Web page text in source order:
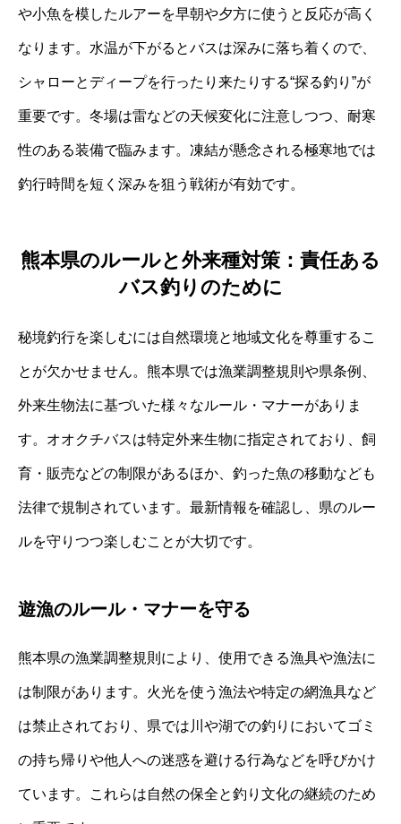
や小魚を模したルアーを早朝や夕方に使うと反応が高く
なります。水温が下がるとバスは深みに落ち着くので、
シャローとディープを行ったり来たりする“探る釣り”が
重要です。冬場は雷などの天候変化に注意しつつ、耐寒
性のある装備で臨みます。凍結が懸念される極寒地では
釣行時間を短く深みを狙う戦術が有効です。
熊本県のルールと外来種対策：責任ある
バス釣りのために
秘境釣行を楽しむには自然環境と地域文化を尊重するこ
とが欠かせません。熊本県では漁業調整規則や県条例、
外来生物法に基づいた様々なルール・マナーがありま
す。オオクチバスは特定外来生物に指定されており、飼
育・販売などの制限があるほか、釣った魚の移動なども
法律で規制されています。最新情報を確認し、県のルー
ルを守りつつ楽しむことが大切です。
遊漁のルール・マナーを守る
熊本県の漁業調整規則により、使用できる漁具や漁法に
は制限があります。火光を使う漁法や特定の網漁具など
は禁止されており、県では川や湖での釣りにおいてゴミ
の持ち帰りや他人への迷惑を避ける行為などを呼びかけ
ています。これらは自然の保全と釣り文化の継続のため